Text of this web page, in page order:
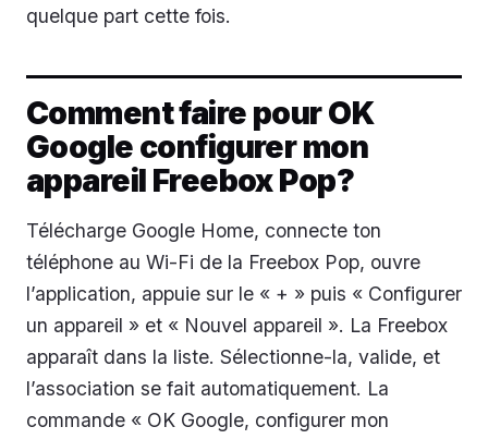
quelque part cette fois.
Comment faire pour OK
Google configurer mon
appareil Freebox Pop?
Télécharge Google Home, connecte ton
téléphone au Wi-Fi de la Freebox Pop, ouvre
l’application, appuie sur le « + » puis « Configurer
un appareil » et « Nouvel appareil ». La Freebox
apparaît dans la liste. Sélectionne-la, valide, et
l’association se fait automatiquement. La
commande « OK Google, configurer mon